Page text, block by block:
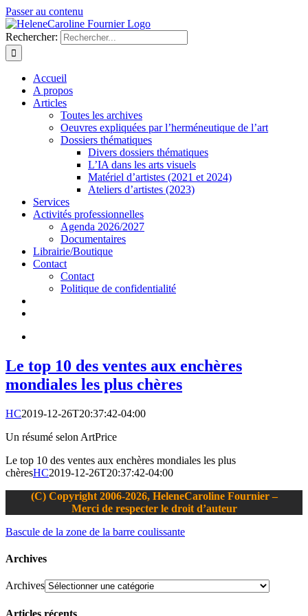
Passer au contenu
Rechercher:
Accueil
A propos
Articles
Toutes les archives
Oeuvres expliquées par l’herméneutique de l’art
Dossiers thématiques
Divers dossiers thématiques
L’IA dans les arts visuels
Matériel d’artistes (2021 et 2024)
Ateliers d’artistes (2023)
Services
Activités professionnelles
Agenda 2026/2027
Documentaires
Librairie/Boutique
Contact
Contact
Politique de confidentialité
Le top 10 des ventes aux enchères
mondiales les plus chères
HC2019-12-26T20:37:42-04:00
Un résumé selon ArtPrice
Le top 10 des ventes aux enchères mondiales les plus
chèresHC2019-12-26T20:37:42-04:00
(C) Copyright 2006-2026, HeleneCaroline Fournier –
Merci de respecter le droit d’auteur
Bascule de la zone de la barre coulissante
Archives
Archives
Articles récents